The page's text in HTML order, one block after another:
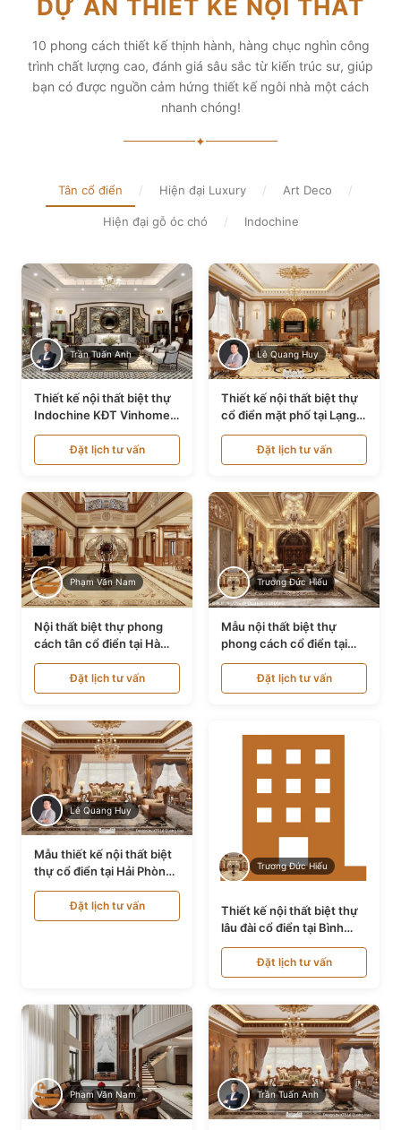
diện tích và thẩm mỹ
Xem chi tiết
DỰ ÁN THIẾT KẾ NỘI THẤT
10 phong cách thiết kế thịnh hành, hàng chục nghìn công
trình chất lượng cao, đánh giá sâu sắc từ kiến trúc sư, giúp
bạn có được nguồn cảm hứng thiết kế ngôi nhà một cách
nhanh chóng!
✦
Tân cổ điển / Hiện đại Luxury / Art Deco /
Hiện đại gỗ óc chó / Indochine
Trần Tuấn Anh
Thiết kế nội thất biệt thự
Indochine KĐT Vinhomes
Ocean Park NT24600
Đặt lịch tư vấn
Lê Quang Huy
Thiết kế nội thất biệt thự
cổ điển mặt phố tại Lạng
Sơn NT24534
Đặt lịch tư vấn
Phạm Văn Nam
Nội thất biệt thự phong
cách tân cổ điển tại Hà
Nội NT24405
Đặt lịch tư vấn
Trương Đức Hiếu
Mẫu nội thất biệt thự
phong cách cổ điển tại
Bình Dương NT24532
Đặt lịch tư vấn
Lê Quang Huy
Mẫu thiết kế nội thất biệt
thự cổ điển tại Hải Phòng
NT24535
Đặt lịch tư vấn
Trương Đức Hiếu
Thiết kế nội thất biệt thự
lâu đài cổ điển tại Bình
Thuận NT21128
Đặt lịch tư vấn
Phạm Văn Nam Trần Tuấn Anh